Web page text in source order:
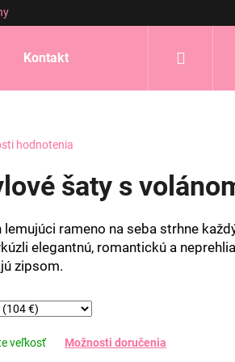
Kontakt
hodnotenia
šaty s
rameno na seba strhne
elegantnú, romantickú a
zipsom.
veľkosť Možnosti doručenia